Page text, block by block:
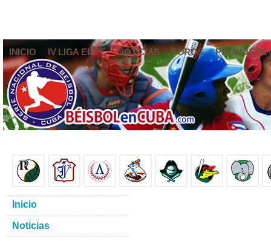
INICIO IV LIGA ELITE NOTICIAS FOROS
Inicio
Noticias